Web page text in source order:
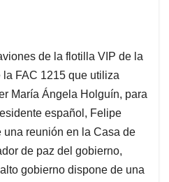
de la flotilla VIP de la
FAC 1215 que utiliza
María Ángela Holguín, para
español, Felipe
una reunión en la Casa de
de paz del gobierno,
gobierno dispone de una